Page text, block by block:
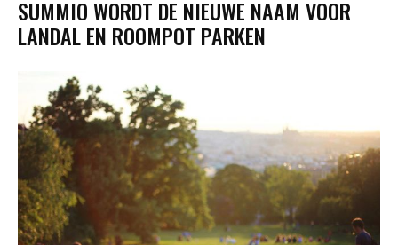
SUMMIO WORDT DE NIEUWE NAAM VOOR
LANDAL EN ROOMPOT PARKEN